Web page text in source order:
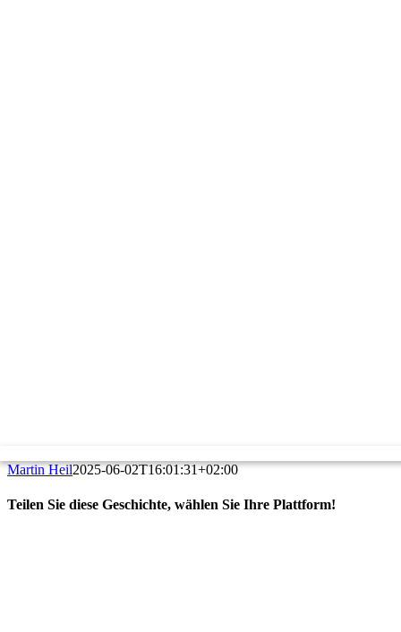
Martin Heil2025-06-02T16:01:31+02:00
Teilen Sie diese Geschichte, wählen Sie Ihre Plattform!